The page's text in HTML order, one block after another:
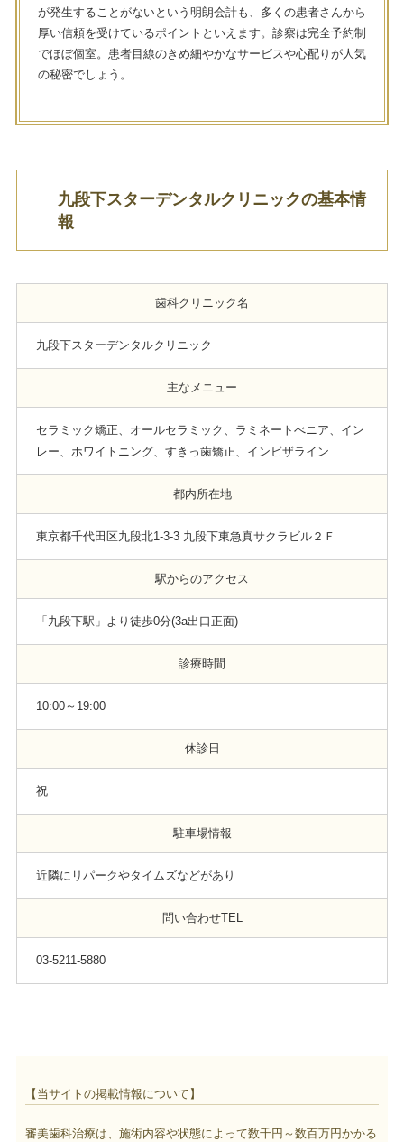
が発生することがないという明朗会計も、多くの患者さんから
厚い信頼を受けているポイントといえます。診察は完全予約制
でほぼ個室。患者目線のきめ細やかなサービスや心配りが人気
の秘密でしょう。
九段下スターデンタルクリニックの基本情
報
歯科クリニック名
九段下スターデンタルクリニック
主なメニュー
セラミック矯正、オールセラミック、ラミネートべニア、イン
レー、ホワイトニング、すきっ歯矯正、インビザライン
都内所在地
東京都千代田区九段北1-3-3 九段下東急真サクラビル２Ｆ
駅からのアクセス
「九段下駅」より徒歩0分(3a出口正面)
診療時間
10:00～19:00
休診日
祝
駐車場情報
近隣にリパークやタイムズなどがあり
問い合わせTEL
03-5211-5880
【当サイトの掲載情報について】
審美歯科治療は、施術内容や状態によって数千円～数百万円かかる